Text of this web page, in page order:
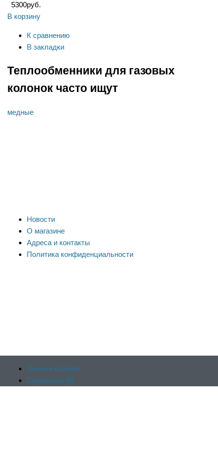
5300руб.
В корзину
К сравнению
В закладки
Теплообменники для газовых
колонок часто ищут
медные
Новости
О магазине
Адреса и контакты
Политика конфиденциальности
Личный кабинет
Сравнение (0)